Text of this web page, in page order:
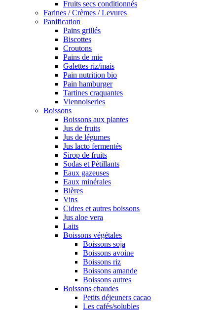
Fruits secs conditionnés
Farines / Crèmes / Levures
Panification
Pains grillés
Biscottes
Croutons
Pains de mie
Galettes riz/mais
Pain nutrition bio
Pain hamburger
Tartines craquantes
Viennoiseries
Boissons
Boissons aux plantes
Jus de fruits
Jus de légumes
Jus lacto fermentés
Sirop de fruits
Sodas et Pétillants
Eaux gazeuses
Eaux minérales
Bières
Vins
Cidres et autres boissons
Jus aloe vera
Laits
Boissons végétales
Boissons soja
Boissons avoine
Boissons riz
Boissons amande
Boissons autres
Boissons chaudes
Petits déjeuners cacao
Les cafés/solubles